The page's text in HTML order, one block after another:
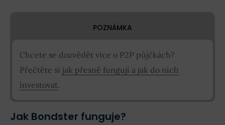
POZNÁMKA
Chcete se dozvědět více o P2P půjčkách?
Přečtěte si jak přesně fungují a jak do nich
investovat.
Jak Bondster funguje?